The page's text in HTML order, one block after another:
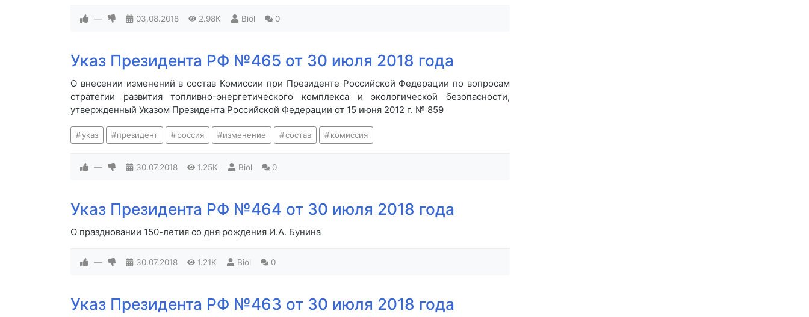
— 03.08.2018 2.98K Biol 0
Указ Президента РФ №465 от 30 июля 2018 года
О внесении изменений в состав Комиссии при Президенте Российской Федерации по вопросам
стратегии развития топливно-энергетического комплекса и экологической безопасности,
утвержденный Указом Президента Российской Федерации от 15 июня 2012 г. № 859
указ президент россия изменение состав комиссия
— 30.07.2018 1.25K Biol 0
Указ Президента РФ №464 от 30 июля 2018 года
О праздновании 150-летия со дня рождения И.А. Бунина
— 30.07.2018 1.21K Biol 0
Указ Президента РФ №463 от 30 июля 2018 года